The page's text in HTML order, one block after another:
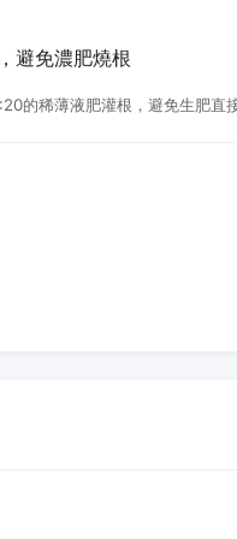
避免濃肥燒根
的稀薄液肥灌根，避免生肥直